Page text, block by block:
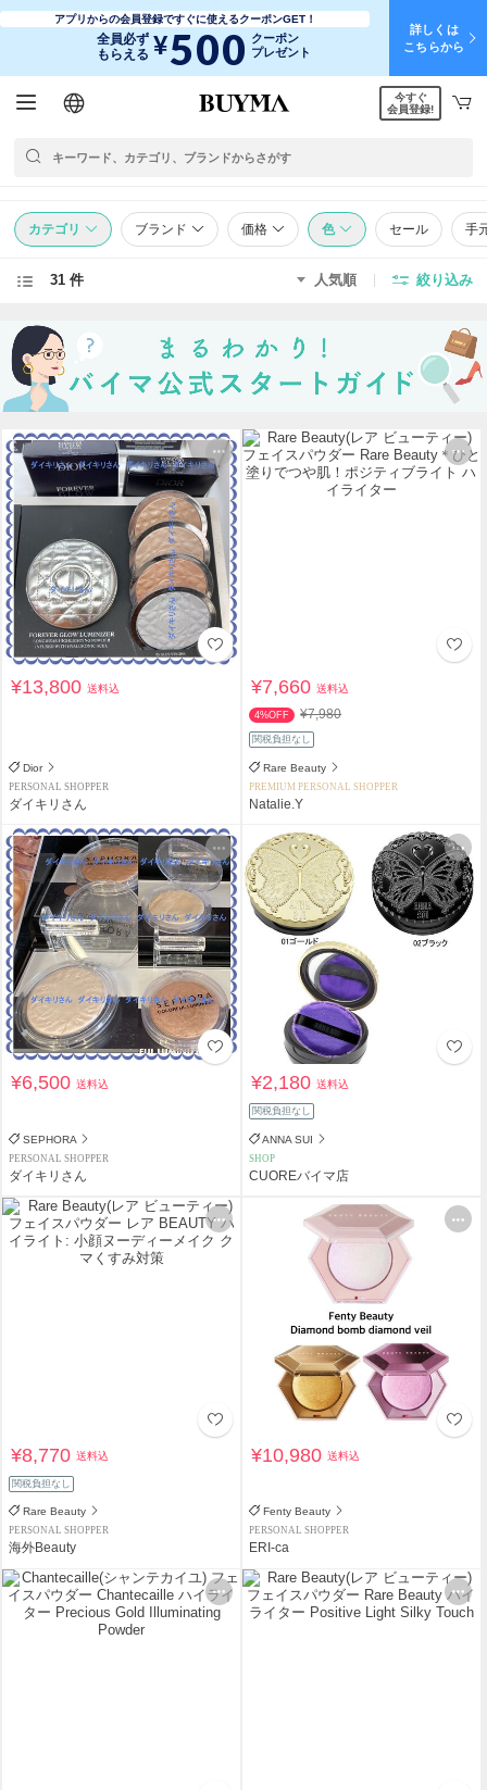
アプリからの会員登録ですぐに使えるクーポンGET！
全員必ず
もらえる ¥500 クーポン
プレゼント
詳しくは
こちらから
日本語
English
简体中文
繁體中文
今すぐ
会員登録!
カテゴリ ブランド 価格 色 セール 手
31 件 人気順 絞り込み
¥13,800送料込
Dior
PERSONAL SHOPPER
ダイキリさん
¥7,660送料込
4%OFF ¥7,980
関税負担なし
Rare Beauty
PREMIUM PERSONAL SHOPPER
Natalie.Y
¥6,500送料込
SEPHORA
PERSONAL SHOPPER
ダイキリさん
¥2,180送料込
関税負担なし
ANNA SUI
SHOP
CUOREバイマ店
¥8,770送料込
関税負担なし
Rare Beauty
PERSONAL SHOPPER
海外Beauty
¥10,980送料込
Fenty Beauty
PERSONAL SHOPPER
ERI-ca